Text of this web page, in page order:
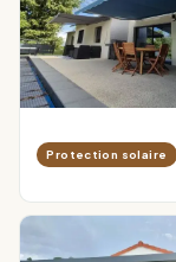
Protection solaire